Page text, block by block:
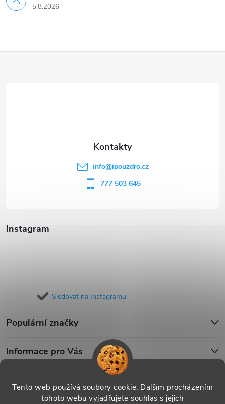
Tento web používá soubory cookie. Dalším procházením
tohoto webu vyjadřujete souhlas s jejich
5.8.2026
Instagram
Sledovat na Instagramu
Populární značky
Informace pro Vás
info@ipouzdro.cz
777 503 645